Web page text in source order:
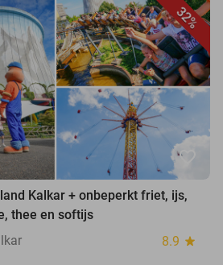
32%
favorite_border
Kalkar + onbeperkt friet, ijs,
thee en softijs
8.9 star